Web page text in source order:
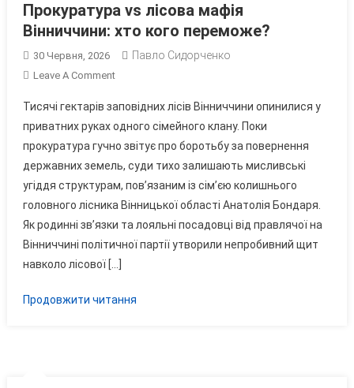
Прокуратура vs лісова мафія
Вінниччини: хто кого переможе?
30 Червня, 2026 Павло Сидорченко
Leave A CommentOn
Vs
Лісова
Мафія
Вінниччини:
Хто
Кого
Переможе?
Тисячі гектарів заповідних лісів Вінниччини опинилися у
приватних руках одного сімейного клану. Поки
прокуратура гучно звітує про боротьбу за повернення
державних земель, суди тихо залишають мисливські
угіддя структурам, пов’язаним із сім’єю колишнього
головного лісника Вінницької області Анатолія Бондаря.
Як родинні зв’язки та лояльні посадовці від правлячої на
Вінниччині політичної партії утворили непробивний щит
навколо лісової […]
Продовжити читання